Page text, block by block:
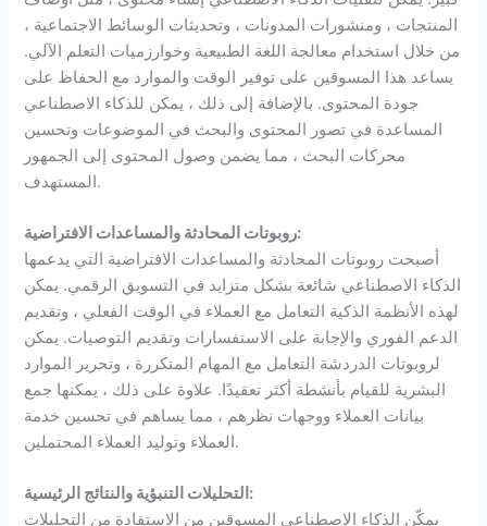
المنتجات ، ومنشورات المدونات ، وتحديثات الوسائط الاجتماعية ،
من خلال استخدام معالجة اللغة الطبيعية وخوارزميات التعلم الآلي.
يساعد هذا المسوقين على توفير الوقت والموارد مع الحفاظ على
جودة المحتوى. بالإضافة إلى ذلك ، يمكن للذكاء الاصطناعي
المساعدة في تصور المحتوى والبحث في الموضوعات وتحسين
محركات البحث ، مما يضمن وصول المحتوى إلى الجمهور
المستهدف.
روبوتات المحادثة والمساعدات الافتراضية:
أصبحت روبوتات المحادثة والمساعدات الافتراضية التي يدعمها
الذكاء الاصطناعي شائعة بشكل متزايد في التسويق الرقمي. يمكن
لهذه الأنظمة الذكية التعامل مع العملاء في الوقت الفعلي ، وتقديم
الدعم الفوري والإجابة على الاستفسارات وتقديم التوصيات. يمكن
لروبوتات الدردشة التعامل مع المهام المتكررة ، وتحرير الموارد
البشرية للقيام بأنشطة أكثر تعقيدًا. علاوة على ذلك ، يمكنها جمع
بيانات العملاء ووجهات نظرهم ، مما يساهم في تحسين خدمة
العملاء وتوليد العملاء المحتملين.
التحليلات التنبؤية والنتائج الرئيسية:
يمكّن الذكاء الاصطناعي المسوقين من الاستفادة من التحليلات